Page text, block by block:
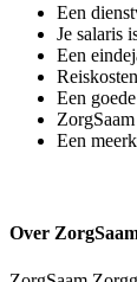
Een
Je salaris
Een
Een
Een
Over